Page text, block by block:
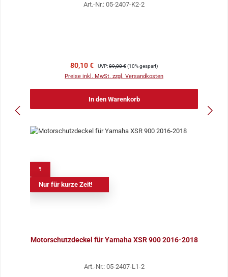
Art.-Nr.: 05-2407-K2-2
Verkaufspreis:
80,10 € Regulärer Preis:
UVP:89,00 €(10% gespart)
Preise inkl. MwSt. zzgl. Versandkosten
In den Warenkorb
Nur für kurze Zeit!
Motorschutzdeckel für Yamaha XSR 900 2016-2018
Art.-Nr.: 05-2407-L1-2